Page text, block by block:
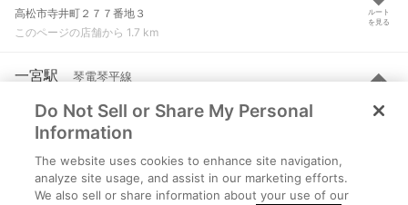
高松市寺井町２７７番地３
このページの店舗から 1.7 km
ルート
を見る
一宮駅 琴電琴平線
高松市一宮町５０４-５
このページの店舗から 1.9 km
ルート
を見る
伏石駅 琴電琴平線
高松市太田下町
Do Not Sell or Share My Personal
Information
The website uses cookies to enhance site navigation,
analyze site usage, and assist in our marketing efforts.
We also sell or share information about your use of our